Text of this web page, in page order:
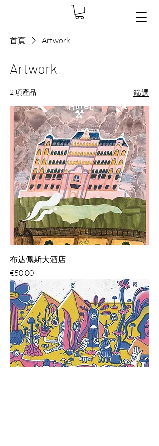
首頁 Artwork
Artwork
2 項產品 篩選
布达佩斯大酒店
價格
€50.00